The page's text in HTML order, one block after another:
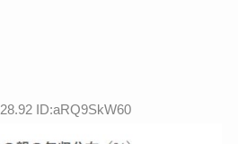
ID:aRQ9SkW60